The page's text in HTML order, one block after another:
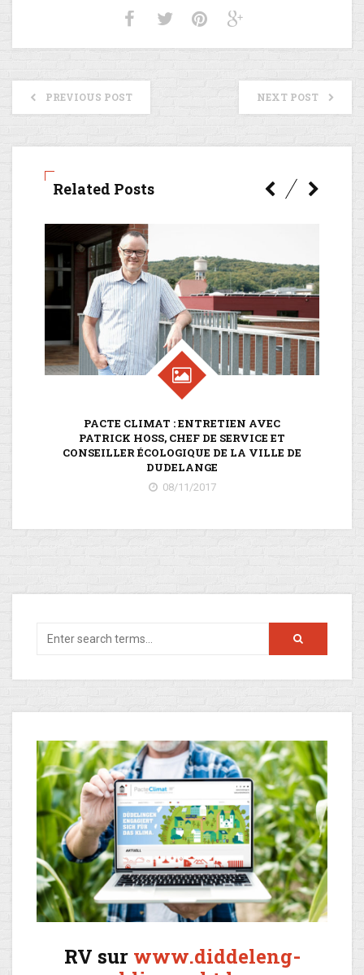
PREVIOUS POST NEXT POST
Related Posts
PACTE CLIMAT : ENTRETIEN AVEC
PATRICK HOSS, CHEF DE SERVICE ET
CONSEILLER ÉCOLOGIQUE DE LA VILLE DE
DUDELANGE
08/11/2017
RV sur www.diddeleng-